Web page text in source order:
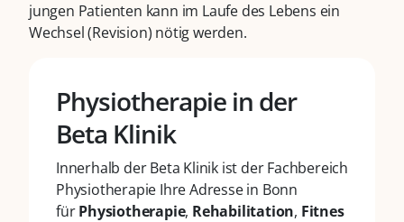
jungen Patienten kann im Laufe des Lebens ein
Wechsel (Revision) nötig werden.
Physiotherapie in der
Beta Klinik
Innerhalb der Beta Klinik ist der Fachbereich
Physiotherapie Ihre Adresse in Bonn
fürPhysiotherapie, Rehabilitation, Fitnes